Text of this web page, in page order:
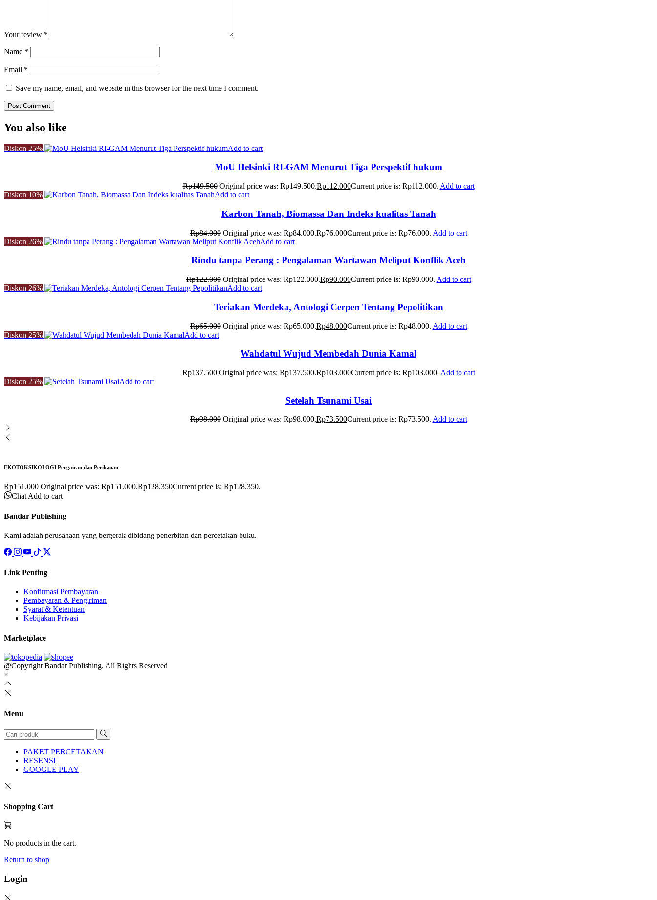
Your review *
Name *
Email *
Save my name, email, and website in this browser for the next time I comment.
You also like
Diskon 25% Add to cart
MoU Helsinki RI-GAM Menurut Tiga Perspektif hukum
Rp149.500 Original price was: Rp149.500.Rp112.000Current price is: Rp112.000. Add to cart
Diskon 10% Add to cart
Karbon Tanah, Biomassa Dan Indeks kualitas Tanah
Rp84.000 Original price was: Rp84.000.Rp76.000Current price is: Rp76.000. Add to cart
Diskon 26% Add to cart
Rindu tanpa Perang : Pengalaman Wartawan Meliput Konflik Aceh
Rp122.000 Original price was: Rp122.000.Rp90.000Current price is: Rp90.000. Add to cart
Diskon 26% Add to cart
Teriakan Merdeka, Antologi Cerpen Tentang Pepolitikan
Rp65.000 Original price was: Rp65.000.Rp48.000Current price is: Rp48.000. Add to cart
Diskon 25% Add to cart
Wahdatul Wujud Membedah Dunia Kamal
Rp137.500 Original price was: Rp137.500.Rp103.000Current price is: Rp103.000. Add to cart
Diskon 25% Add to cart
Setelah Tsunami Usai
Rp98.000 Original price was: Rp98.000.Rp73.500Current price is: Rp73.500. Add to cart
EKOTOKSIKOLOGI Pengairan dan Perikanan
Rp151.000 Original price was: Rp151.000.Rp128.350Current price is: Rp128.350.
Chat Add to cart
Bandar Publishing
Kami adalah perusahaan yang bergerak dibidang penerbitan dan percetakan buku.
Link Penting
Konfirmasi Pembayaran
Pembayaran & Pengiriman
Syarat & Ketentuan
Kebijakan Privasi
Marketplace
@Copyright Bandar Publishing. All Rights Reserved
×
Menu
PAKET PERCETAKAN
RESENSI
GOOGLE PLAY
Shopping Cart
No products in the cart.
Return to shop
Login